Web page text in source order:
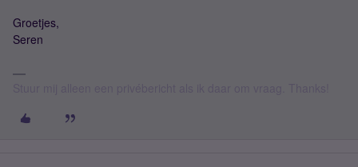
Groetjes,
Seren